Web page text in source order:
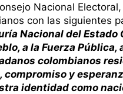
Nacional
con las siguientes
Nacional del Estado
a la Fuerza
colombianos
y
identidad como